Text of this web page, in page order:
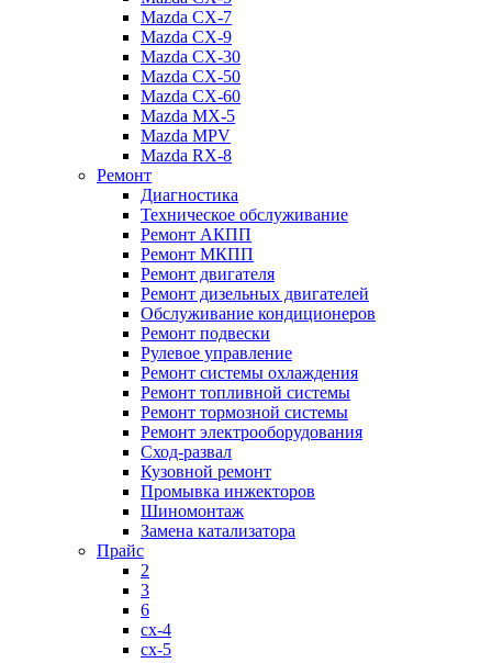
Mazda CX-7
Mazda CX-9
Mazda CX-30
Mazda СХ-50
Mazda СХ-60
Mazda MX-5
Mazda MPV
Mazda RX-8
Ремонт
Диагностика
Техническое обслуживание
Ремонт АКПП
Ремонт МКПП
Ремонт двигателя
Ремонт дизельных двигателей
Обслуживание кондиционеров
Ремонт подвески
Рулевое управление
Ремонт системы охлаждения
Ремонт топливной системы
Ремонт тормозной системы
Ремонт электрооборудования
Сход-развал
Кузовной ремонт
Промывка инжекторов
Шиномонтаж
Замена катализатора
Прайс
2
3
6
cx-4
cx-5